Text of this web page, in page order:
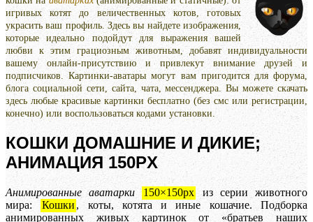
игривых котят до величественных котов, готовых
украсить ваш профиль. Здесь вы найдете изображения,
которые идеально подойдут для выражения вашей
любви к этим грациозным животным, добавят индивидуальности
вашему онлайн-присутствию и привлекут внимание друзей и
подписчиков. Картинки-аватары могут вам пригодится для форума,
блога социальной сети, сайта, чата, мессенджера. Вы можете скачать
здесь любые красивые картинки бесплатно (без смс или регистрации,
конечно) или воспользоваться кодами установки.
КОШКИ ДОМАШНИЕ И ДИКИЕ;
АНИМАЦИЯ 150PX
Анимированные аватарки 150×150px
из серии животного
мира:
Кошки , коты, котята и иные кошачие. Подборка
анимированных живых картинок от «братьев наших